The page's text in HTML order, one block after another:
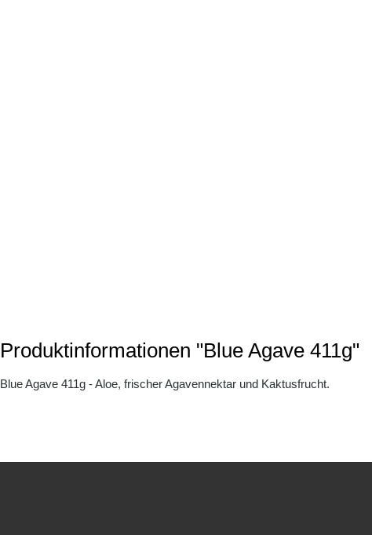
Produktinformationen "Blue Agave 411g"
Blue Agave 411g - Aloe, frischer Agavennektar und Kaktusfrucht.